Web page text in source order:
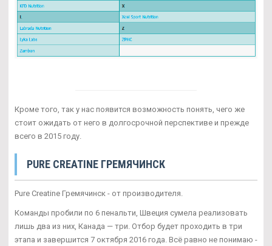
Кроме того, так у нас появится возможность понять, чего же
стоит ожидать от него в долгосрочной перспективе и прежде
всего в 2015 году.
PURE CREATINE ГРЕМЯЧИНСК
Pure Creatine Гремячинск - от производителя.
Команды пробили по 6 пенальти, Швеция сумела реализовать
лишь два из них, Канада — три. Отбор будет проходить в три
этапа и завершится 7 октября 2016 года. Всё равно не понимаю -